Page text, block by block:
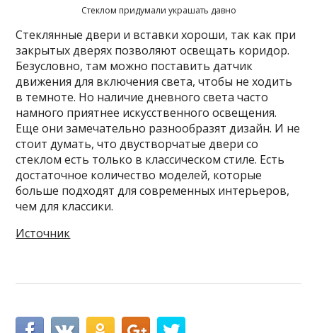
Стеклом придумали украшать давно
Стеклянные двери и вставки хороши, так как при
закрытых дверях позволяют освещать коридор.
Безусловно, там можно поставить датчик
движения для включения света, чтобы не ходить
в темноте. Но наличие дневного света часто
намного приятнее искусственного освещения.
Еще они замечательно разнообразят дизайн. И не
стоит думать, что двустворчатые двери со
стеклом есть только в классическом стиле. Есть
достаточное количество моделей, которые
больше подходят для современных интерьеров,
чем для классики.
Источник